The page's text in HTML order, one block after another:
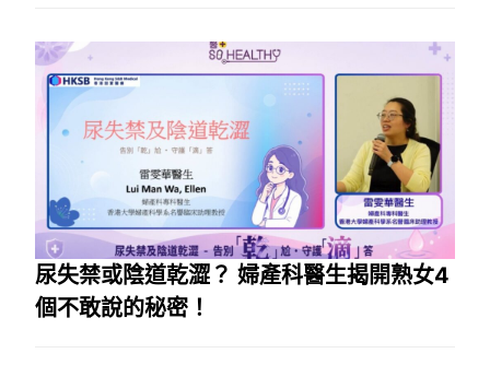
尿失禁或陰道乾澀？ 婦產科醫生揭開熟女4
個不敢說的秘密！